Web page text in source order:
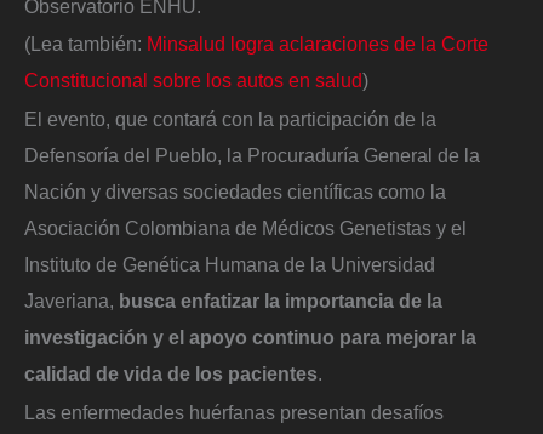
Observatorio ENHU.
(Lea también: Minsalud logra aclaraciones de la Corte
Constitucional sobre los autos en salud)
El evento, que contará con la participación de la
Defensoría del Pueblo, la Procuraduría General de la
Nación y diversas sociedades científicas como la
Asociación Colombiana de Médicos Genetistas y el
Instituto de Genética Humana de la Universidad
Javeriana, busca enfatizar la importancia de la
investigación y el apoyo continuo para mejorar la
calidad de vida de los pacientes.
Las enfermedades huérfanas presentan desafíos